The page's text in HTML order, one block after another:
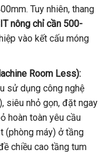
Tuy nhiên, thang
nông chỉ cần 500-
vào kết cấu móng
Room Less):
sử dụng công nghệ
siêu nhỏ gọn, đặt ngay
hoàn toàn yêu cầu
(phòng máy) ở tầng
chiều cao tầng tum